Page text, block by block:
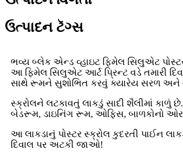
ઉત્પાદન ટૅગ્સ
ભવ્ય બ્લેક એન્ડ વ્હાઇટ ફિમેલ સિલુએટ
આ ફિમેલ સિલુએટ આર્ટ પ્રિન્ટ વડે તમારી
સાથે રૂમને સુશોભિત કરવું ક્યારેય સરળ અને
સ્ક્રોલને લટકાવતું લાકડું સાદી શૈલીમાં
બેડરૂમ, ડાઇનિંગ રૂમ, ઓફિસ, બાળકોનો
આ લાકડાનું પોસ્ટર સ્ક્રોલ કુદરતી પાઈન
દિવાલ પર અટકી જાઓ!